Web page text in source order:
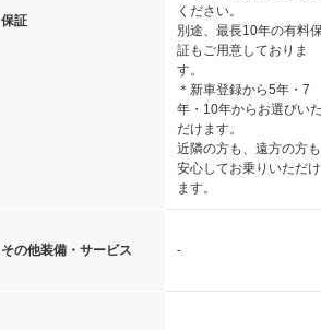
保証
ください。
別途、最長10年の有料
証もご用意しておりま
す。
＊新車登録から5年・7
年・10年からお選びいた
だけます。
近隣の方も、遠方の方も
安心してお乗りいただけ
ます。
その他装備・サービス -